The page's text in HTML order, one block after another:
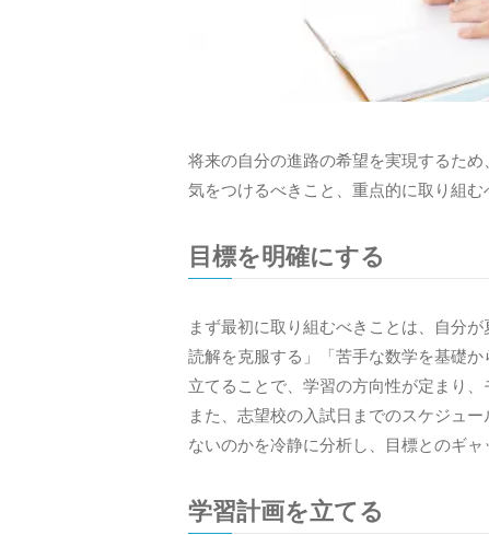
将来の自分の進路の希望を実現するため
気をつけるべきこと、重点的に取り組む
目標を明確にする
まず最初に取り組むべきことは、自分
読解を克服する」「苦手な数学を基礎
立てることで、学習の方向性が定まり
また、志望校の入試日までのスケジュ
ないのかを冷静に分析し、目標とのギ
学習計画を立てる